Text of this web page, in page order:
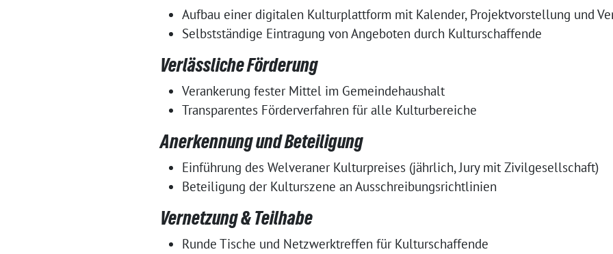
Aufbau einer digitalen Kulturplattform mit Kalender, Projektvorstellung und
Selbstständige Eintragung von Angeboten durch Kulturschaffende
Verlässliche Förderung
Verankerung fester Mittel im Gemeindehaushalt
Transparentes Förderverfahren für alle Kulturbereiche
Anerkennung und Beteiligung
Einführung des Welveraner Kulturpreises (jährlich, Jury mit Zivilgesellschaft)
Beteiligung der Kulturszene an Ausschreibungsrichtlinien
Vernetzung & Teilhabe
Runde Tische und Netzwerktreffen für Kulturschaffende